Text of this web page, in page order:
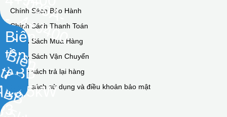
Chính Sách Bảo Hành
Chính Sách Thanh Toán
Chính Sách Mua Hàng
Chính Sách Vận Chuyển
Chính sách trả lại hàng
Chính sách sử dụng và điều khoản bảo mật